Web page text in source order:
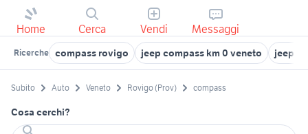
Home Cerca Vendi Messaggi
Ricerche compass rovigo jeep compass km 0 veneto jeep
Subito Auto Veneto Rovigo (Prov) compass
Cosa cerchi?